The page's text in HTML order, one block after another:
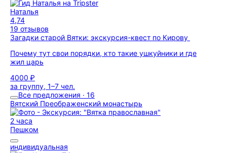
Наталья
4,74
19 отзывов
Загадки старой Вятки: экскурсия-квест по Кирову
Почему тут свои порядки, кто такие ушкуйники и где
жил царь
4000 ₽
за группу, 1–7 чел.
Все предложения · 16
Вятский Преображенский монастырь
2 часа
Пешком
индивидуальная